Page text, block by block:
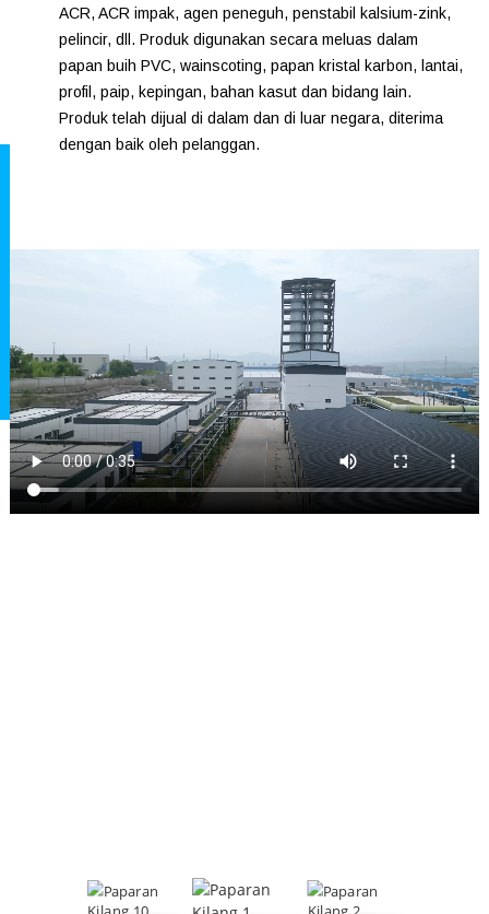
ACR, ACR impak, agen peneguh, penstabil kalsium-zink,
pelincir, dll. Produk digunakan secara meluas dalam
papan buih PVC, wainscoting, papan kristal karbon, lantai,
profil, paip, kepingan, bahan kasut dan bidang lain.
Produk telah dijual di dalam dan di luar negara, diterima
dengan baik oleh pelanggan.